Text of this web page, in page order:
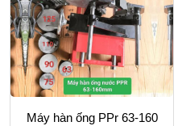
Máy hàn ống PPr 63-160